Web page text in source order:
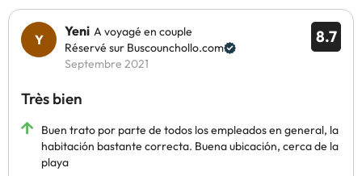
8.7
Yeni A voyagé en couple
Réservé sur Buscounchollo.com
Septembre 2021
Très bien
Buen trato por parte de todos los empleados en general, la
habitación bastante correcta. Buena ubicación, cerca de la
playa